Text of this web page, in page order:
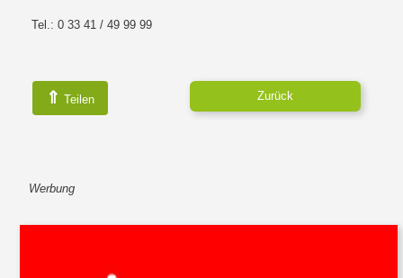
Tel.: 0 33 41 / 49 99 99
⇑ Teilen Zurück
Werbung